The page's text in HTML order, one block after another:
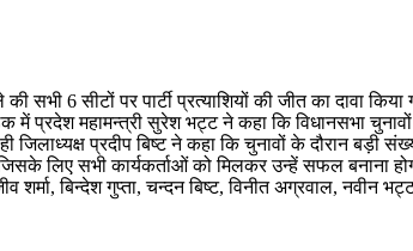
6 सीटों पर पार्टी प्रत्याशियों की जीत का दावा
में प्रदेश महामन्त्री सुरेश भट्ट ने कहा कि विधानसभा
जिलाध्यक्ष प्रदीप बिष्ट ने कहा कि चुनावों के दौरान बड़ी
लिए सभी कार्यकर्ताओं को मिलकर उन्हें सफल बनाना
शर्मा, बिन्देश गुप्ता, चन्दन बिष्ट, विनीत अग्रवाल, नवीन